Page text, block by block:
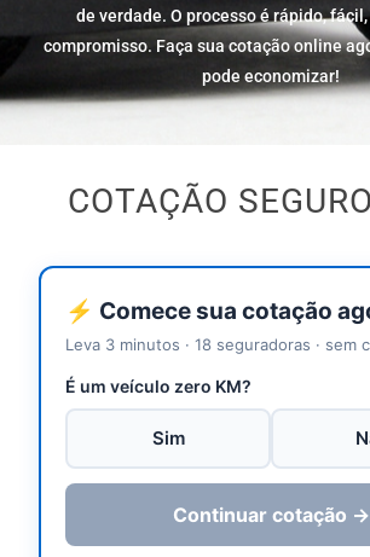
de verdade. O processo é rápido,
compromisso. Faça sua cotação online
pode economizar!
COTAÇÃO
⚡ Comece sua cotação
Leva 3 minutos · 18 seguradoras · sem
É um veículo zero KM?
Sim
Continuar cotação →